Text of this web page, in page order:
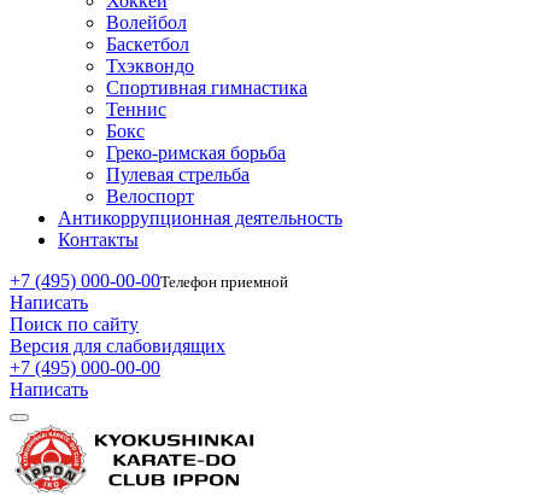
Волейбол
Баскетбол
Тхэквондо
Спортивная гимнастика
Теннис
Бокс
Греко-римская борьба
Пулевая стрельба
Велоспорт
Антикоррупционная деятельность
Контакты
+7 (495) 000-00-00Телефон приемной
Написать
Поиск по сайту
Версия для слабовидящих
+7 (495) 000-00-00
Написать